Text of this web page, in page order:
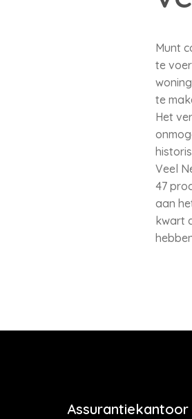
Munt
te
te
Het
Veel
47
aan
kwart
Assurantiekantoor